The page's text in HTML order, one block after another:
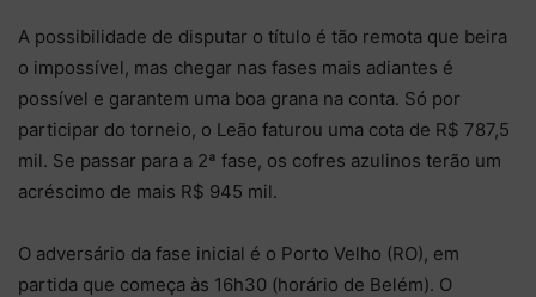
A possibilidade de disputar o título é tão remota que beira
o impossível, mas chegar nas fases mais adiantes é
possível e garantem uma boa grana na conta. Só por
participar do torneio, o Leão faturou uma cota de R$ 787,5
mil. Se passar para a 2ª fase, os cofres azulinos terão um
acréscimo de mais R$ 945 mil.
O adversário da fase inicial é o Porto Velho (RO), em
partida que começa às 16h30 (horário de Belém). O